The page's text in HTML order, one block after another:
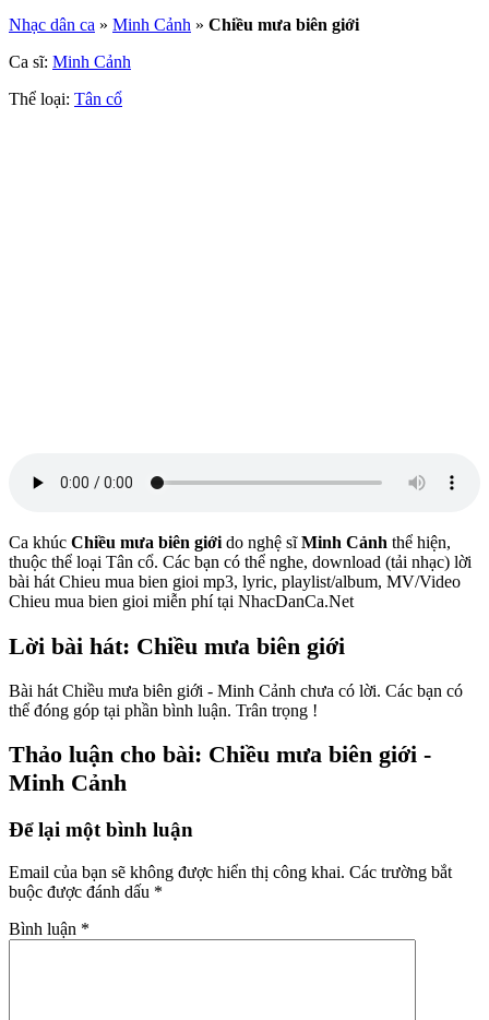
Nhạc dân ca » Minh Cảnh » Chiều mưa biên giới
Ca sĩ: Minh Cảnh
Thể loại: Tân cổ
Ca khúc Chiều mưa biên giớido nghệ sĩMinh Cảnh thể hiện,
thuộc thể loại Tân cổ. Các bạn có thể nghe, download (tải nhạc) lời
bài hát Chieu mua bien gioi mp3, lyric, playlist/album, MV/Video
Chieu mua bien gioi miễn phí tại NhacDanCa.Net
Lời bài hát: Chiều mưa biên giới
Bài hát Chiều mưa biên giới - Minh Cảnh chưa có lời. Các bạn có
thể đóng góp tại phần bình luận. Trân trọng !
Thảo luận cho bài: Chiều mưa biên giới -
Minh Cảnh
Để lại một bình luận
Email của bạn sẽ không được hiển thị công khai. Các trường bắt
buộc được đánh dấu *
Bình luận *